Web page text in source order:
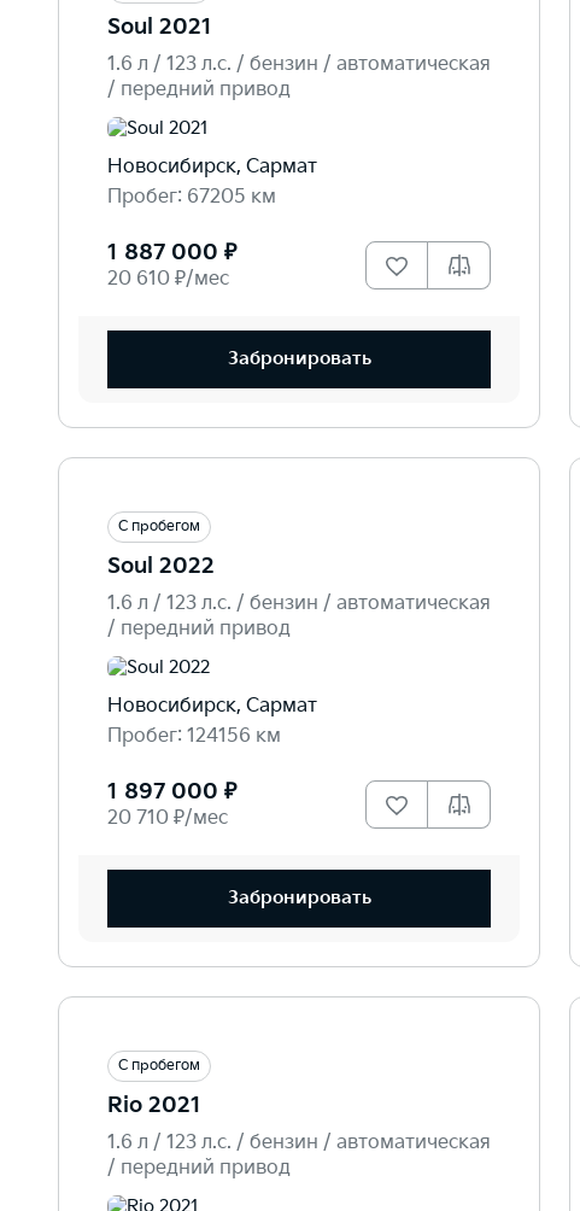
Soul 2021
1.6 л / 123 л.c. / бензин / автоматическая
/ передний привод
Новосибирск, Сармат
Пробег: 67205 км
1 887 000 ₽
20 610 ₽/мес
Забронировать
С пробегом
Soul 2022
1.6 л / 123 л.c. / бензин / автоматическая
/ передний привод
Новосибирск, Сармат
Пробег: 124156 км
1 897 000 ₽
20 710 ₽/мес
Забронировать
С пробегом
Rio 2021
1.6 л / 123 л.c. / бензин / автоматическая
/ передний привод